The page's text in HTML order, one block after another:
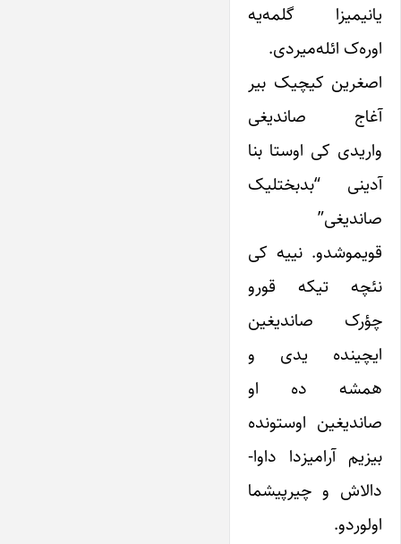
یانیمیزا گلمه‌یه
اوره‌ک ائله‌میردی.
اصغرین کیچیک بیر
آغاج صاندیغی
واریدی کی اوستا بنا
آدینی “بدبختلیک
صاندیغی”
قویموشدو. نییه کی
نئچه تیکه قورو
چؤرک صاندیغین
ایچینده یدی و
همشه ده او
صاندیغین اوستونده
بیزیم آرامیزدا داوا-
دالاش و چیرپیشما
اولوردو.